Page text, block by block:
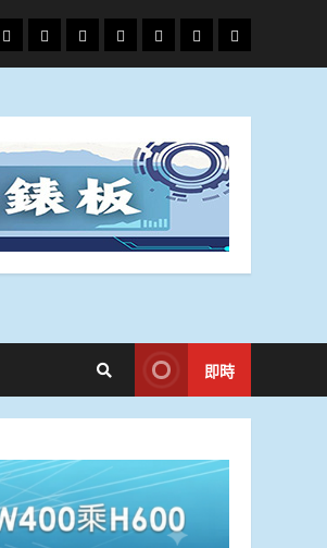
文
教.
專
題
娛
樂
政
治
國
際
運
動
生
活
即時